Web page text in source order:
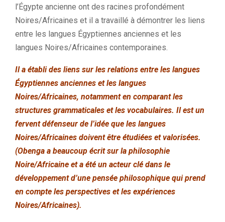
l’Égypte ancienne ont des racines profondément
Noires/Africaines et il a travaillé à démontrer les liens
entre les langues Égyptiennes anciennes et les
langues Noires/Africaines contemporaines.
Il a établi des liens sur les relations entre les langues
Égyptiennes anciennes et les langues
Noires/Africaines, notamment en comparant les
structures grammaticales et les vocabulaires. Il est un
fervent défenseur de l’idée que les langues
Noires/Africaines doivent être étudiées et valorisées.
(Obenga a beaucoup écrit sur la philosophie
Noire/Africaine et a été un acteur clé dans le
développement d’une pensée philosophique qui prend
en compte les perspectives et les expériences
Noires/Africaines).